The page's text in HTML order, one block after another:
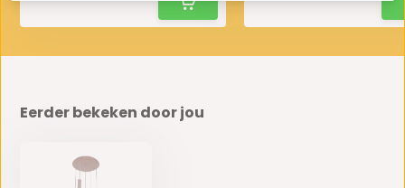
Eerder bekeken door jou